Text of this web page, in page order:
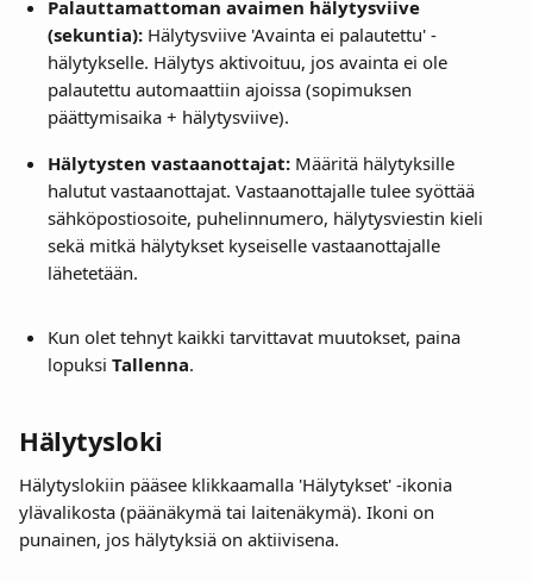
Palauttamattoman avaimen hälytysviive
(sekuntia): Hälytysviive 'Avainta ei palautettu' -
hälytykselle. Hälytys aktivoituu, jos avainta ei ole
palautettu automaattiin ajoissa (sopimuksen
päättymisaika + hälytysviive).
Hälytysten vastaanottajat: Määritä hälytyksille
halutut vastaanottajat. Vastaanottajalle tulee syöttää
sähköpostiosoite, puhelinnumero, hälytysviestin kieli
sekä mitkä hälytykset kyseiselle vastaanottajalle
lähetetään.
Kun olet tehnyt kaikki tarvittavat muutokset, paina
lopuksi Tallenna.
Hälytysloki
Hälytyslokiin pääsee klikkaamalla 'Hälytykset' -ikonia
ylävalikosta (päänäkymä tai laitenäkymä). Ikoni on
punainen, jos hälytyksiä on aktiivisena.